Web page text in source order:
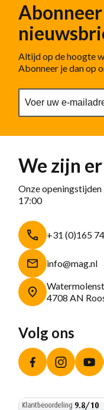
Altijd op de hoogte
Abonneer je dan op
We zijn
Onze
17:00
+31 (0)165
info@mag.nl
4708 AN
Volg ons
Facebook